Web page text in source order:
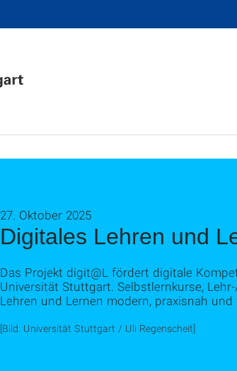
Digitales Lehren und
27. Oktober 2025
Das Projekt digit@L fördert digitale
Universität Stuttgart. Selbstlernkurse,
Lehren und Lernen modern, praxisnah und
[Bild: Universität Stuttgart / Uli Regenscheit]